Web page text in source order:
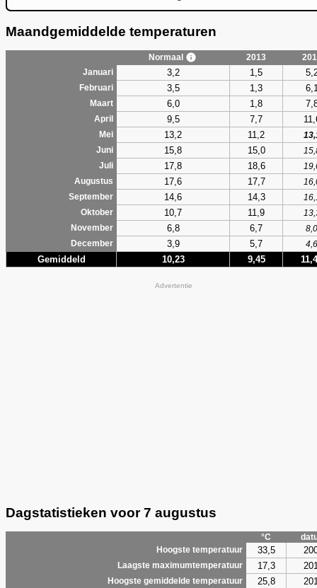
Maandgemiddelde temperaturen
Normaal 2013
Januari
3,2 1,5
Februari 3,5 1,3
Maart 6,0 1,8
April 9,5 7,7
Mei 13,2 11,2
Juni
15,8 15,0
Juli
17,8 18,6
Augustus
17,6 17,7
September
14,6 14,3
Oktober
10,7 11,9
November
6,8 6,7
8,0
December
3,9 5,7 4,6
Gemiddeld 10,23 9,45
Advertentie
Dagstatistieken voor 7 augustus
°C
Hoogste temperatuur
33,5
Laagste maximumtemperatuur 17,3
Hoogste gemiddelde temperatuur 25,8